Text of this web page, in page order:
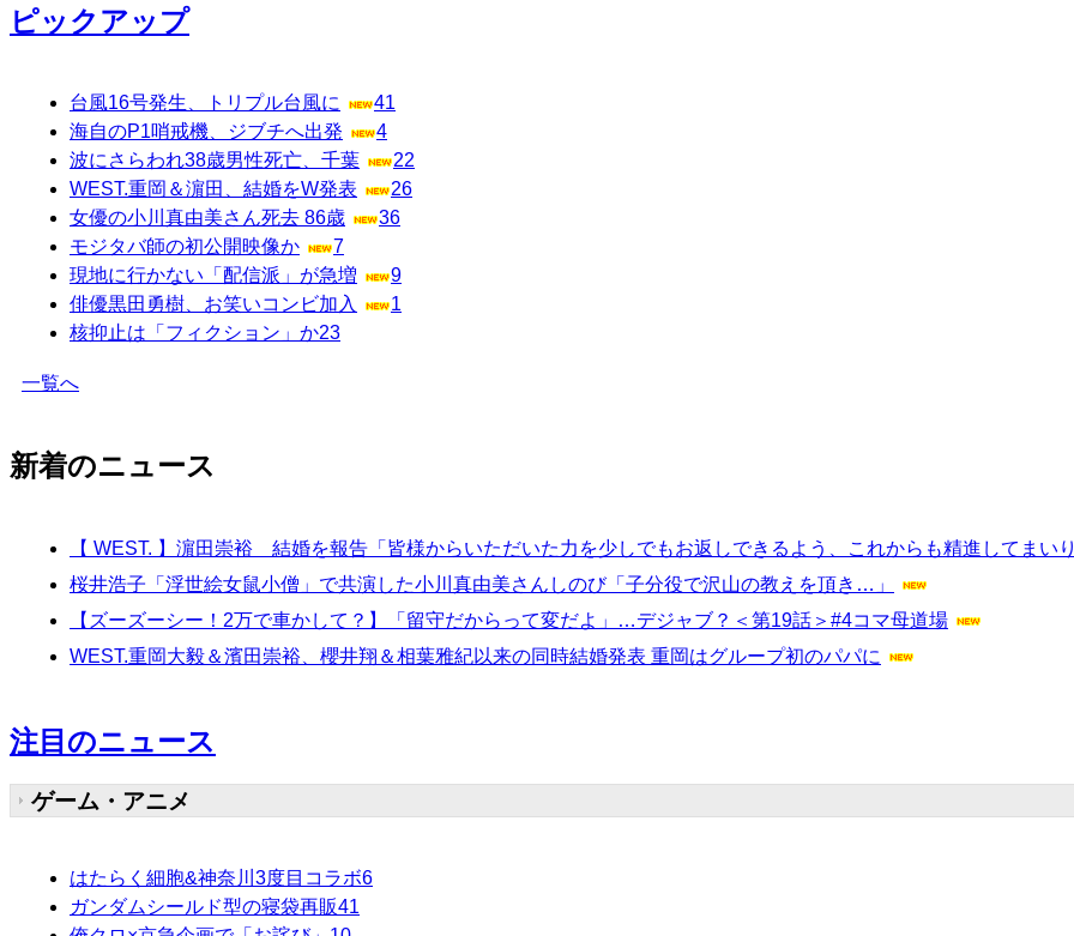
ピックアップ
台風16号発生、トリプル台風に
41
海自のP1哨戒機、ジブチへ出発
4
波にさらわれ38歳男性死亡、千葉
22
WEST.重岡＆濵田、結婚をW発表
26
女優の小川真由美さん死去 86歳
36
モジタバ師の初公開映像か
7
現地に行かない「配信派」が急増
9
俳優黒田勇樹、お笑いコンビ加入
1
核抑止は「フィクション」か23
一覧へ
新着のニュース
【 WEST. 】濵田崇裕 結婚を報告「皆様からいただいた力を少しでもお返しできるよう、これからも精進してまい
桜井浩子「浮世絵女鼠小僧」で共演した小川真由美さんしのび「子分役で沢山の教えを頂き…」
【ズーズーシー！2万で車かして？】「留守だからって変だよ」…デジャブ？＜第19話＞#4コマ母道場
WEST.重岡大毅＆濱田崇裕、櫻井翔＆相葉雅紀以来の同時結婚発表 重岡はグループ初のパパに
注目のニュース
ゲーム・アニメ
はたらく細胞&神奈川3度目コラボ6
ガンダムシールド型の寝袋再販41